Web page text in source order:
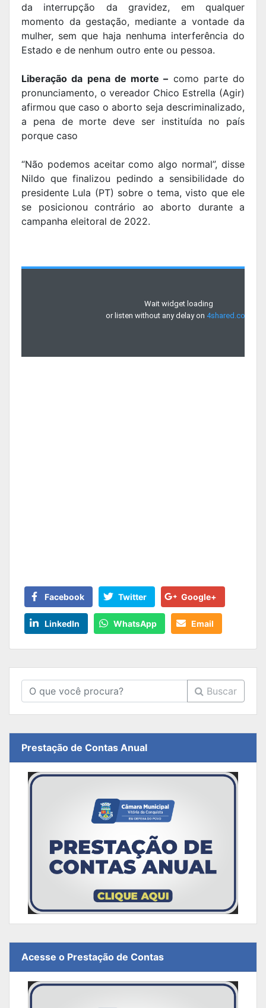
da interrupção da gravidez, em qualquer
momento da gestação, mediante a vontade da
mulher, sem que haja nenhuma interferência do
Estado e de nenhum outro ente ou pessoa.
Liberação da pena de morte – como parte do
pronunciamento, o vereador Chico Estrella (Agir)
afirmou que caso o aborto seja descriminalizado,
a pena de morte deve ser instituída no país
porque caso
“Não podemos aceitar como algo normal”, disse
Nildo que finalizou pedindo a sensibilidade do
presidente Lula (PT) sobre o tema, visto que ele
se posicionou contrário ao aborto durante a
campanha eleitoral de 2022.
Facebook Twitter Google+
LinkedIn WhatsApp Email
Buscar
Prestação de Contas Anual
Acesse o Prestação de Contas